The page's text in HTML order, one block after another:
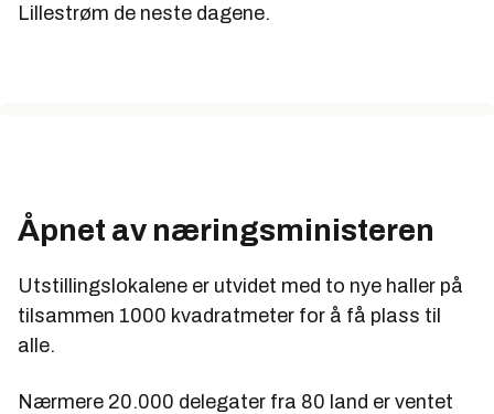
Lillestrøm de neste dagene.
Åpnet av næringsministeren
Utstillingslokalene er utvidet med to nye haller på
tilsammen 1000 kvadratmeter for å få plass til
alle.
Nærmere 20.000 delegater fra 80 land er ventet